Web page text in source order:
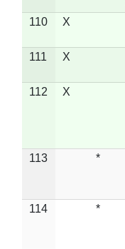
110 X
111 X
112 X
113 *
114 *